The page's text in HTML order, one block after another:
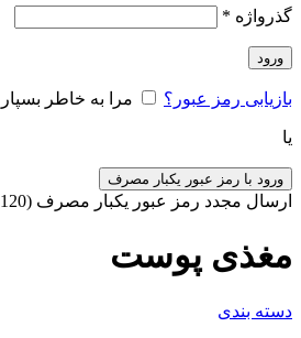
گذرواژه *
ورود
بازیابی رمز عبور؟ مرا به خاطر بسپار
یا
ورود با رمز عبور یکبار مصرف
ارسال مجدد رمز عبور یکبار مصرف (00:
120
مغذی پوست
دسته بندی